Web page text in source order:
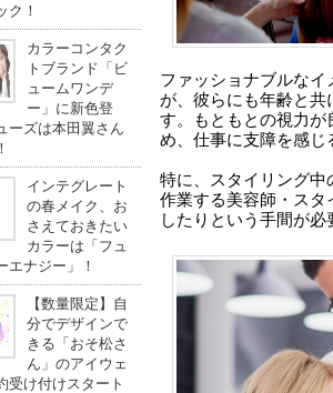
ク！
カラーコンタク
トブランド「ビ
ュームワンデ
ー」に新色登
ーズは本田翼さん
インテグレート
の春メイク、お
さえておきたい
カラーは「フュ
エナジー」！
【数量限定】自
分でデザインで
きる「おそ松さ
ん」のアイウェ
受け付けスタート
ファッショナブルな
が、彼らにも年齢と共
す。もともとの視力が
め、仕事に支障を感じ
特に、スタイリング中
作業する美容師・スタ
したりという手間が必